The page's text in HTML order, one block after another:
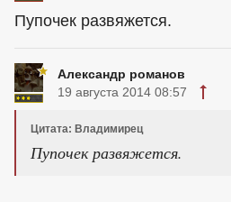
Пупочек развяжется.
Александр романов
19 августа 2014 08:57
Цитата: Владимирец
Пупочек развяжется.